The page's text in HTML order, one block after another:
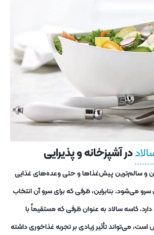
در آشپزخانه و پذیرایی
و سالم‌ترین پیش‌غذاها و حتی وعده‌های غذایی
می‌شود. بنابراین، ظرفی که برای سرو آن انتخاب
کاسه سالاد به عنوان ظرفی که مستقیماً با
می‌تواند تأثیر زیادی بر تجربه غذاخوری داشته